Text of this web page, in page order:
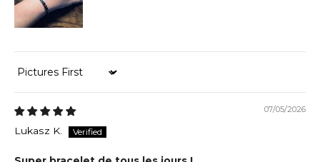
Sort by
07/05/2026
Lukasz K.